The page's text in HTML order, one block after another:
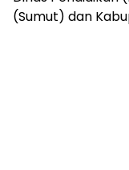
(Sumut) dan